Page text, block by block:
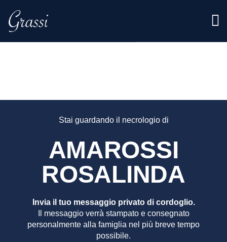
Stai guardando il necrologio di
AMAROSSI
ROSALINDA
Invia il tuo messaggio privato di cordoglio.
Il messaggio verrà stampato e consegnato
personalmente alla famiglia nel più breve tempo
possibile.